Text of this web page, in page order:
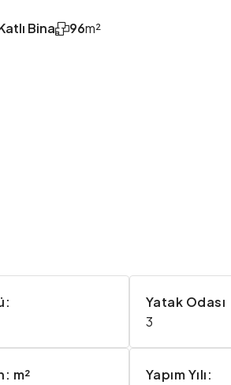
Bina m²
96
Yatak Odası
3
m²
Yapım Yılı: